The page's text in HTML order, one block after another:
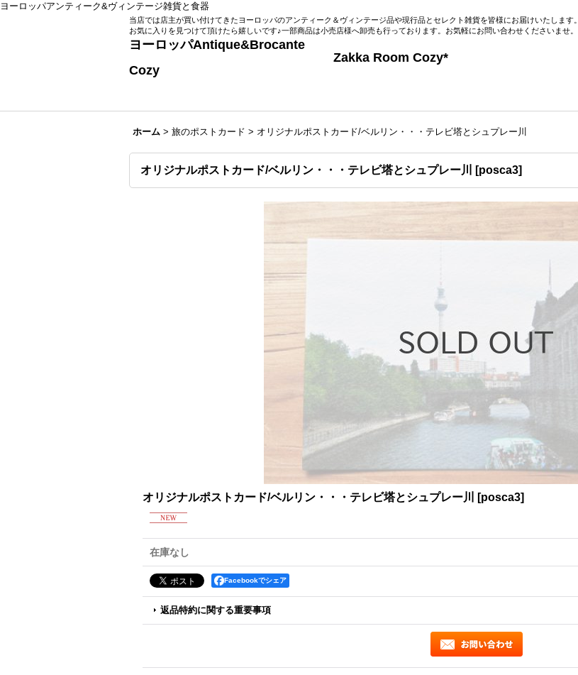
ヨーロッパアンティーク&ヴィンテージ雑貨と食器
当店では店主が買い付けてきたヨーロッパのアンティーク＆ヴィンテージ品や現行品とセレクト雑貨を皆様にお届けいたします。
お気に入りを見つけて頂けたら嬉しいです♪一部商品は小売店様へ卸売も行っております。お気軽にお問い合わせくださいませ。
ヨーロッパAntique&Brocante
Zakka Room Cozy*
Cozy
ホーム > 旅のポストカード > オリジナルポストカード/ベルリン・・・テレビ塔とシュプレー川
オリジナルポストカード/ベルリン・・・テレビ塔とシュプレー川 [posca3]
オリジナルポストカード/ベルリン・・・テレビ塔とシュプレー川 [posca3]
在庫なし
Facebookでシェア
返品特約に関する重要事項